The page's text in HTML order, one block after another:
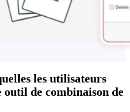
les utilisateurs
de combinaison de